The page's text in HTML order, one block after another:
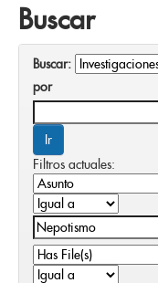
Buscar
Buscar:
por
Filtros actuales: